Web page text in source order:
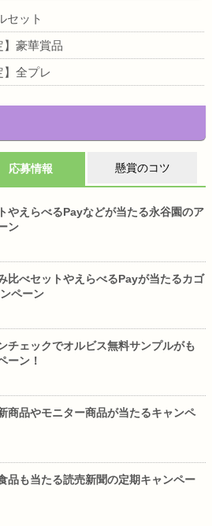
セット
】豪華賞品
全プレ
応募情報 懸賞のコツ
やえらべるPayなどが当たる永谷園のア
ン
比べセットやえらべるPayが当たるカゴ
ペーン
チェックでオルビス無料サンプルがも
ーン！
商品やモニター商品が当たるキャンペ
品も当たる読売新聞の定期キャンペー